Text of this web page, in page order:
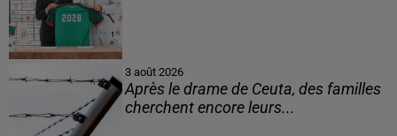
3 août 2026
Après le drame de Ceuta, des familles
cherchent encore leurs...